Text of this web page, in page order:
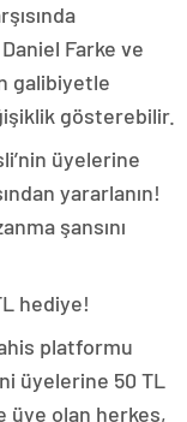
Farke ve
galibiyetle
gösterebilir.
üyelerine
yararlanın!
şansını
hediye!
platformu
üyelerine 50 TL
üye olan herkes,